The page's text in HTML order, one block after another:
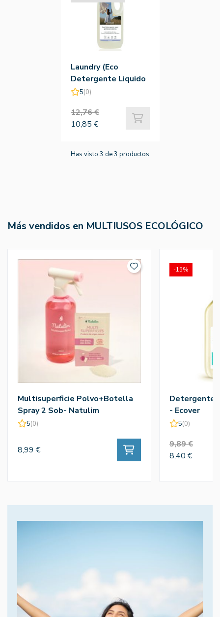
Laundry (Eco
Detergente Liquido
Lavadora) 2l
5(0)
12,76 €
10,85 €
Has visto 3 de 3 productos
Más vendidos en MULTIUSOS ECOLÓGICO
Multisuperficie Polvo+Botella
Spray 2 Sob- Natulim
5(0)
8,99 €
Detergente
- Ecover
5(0)
9,89 €
8,40 €
-15%